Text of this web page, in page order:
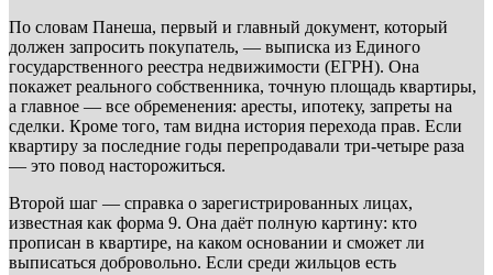
По словам Панеша, первый и главный документ, который
должен запросить покупатель, — выписка из Единого
государственного реестра недвижимости (ЕГРН). Она
покажет реального собственника, точную площадь квартиры,
а главное — все обременения: аресты, ипотеку, запреты на
сделки. Кроме того, там видна история перехода прав. Если
квартиру за последние годы перепродавали три-четыре раза
— это повод насторожиться.
Второй шаг — справка о зарегистрированных лицах,
известная как форма 9. Она даёт полную картину: кто
прописан в квартире, на каком основании и сможет ли
выписаться добровольно. Если среди жильцов есть